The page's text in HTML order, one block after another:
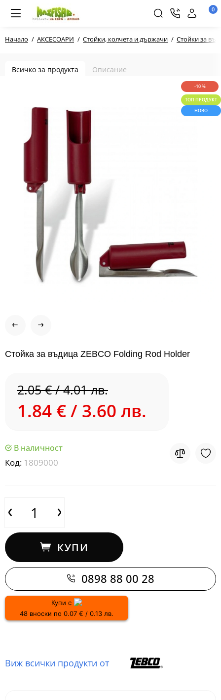
0
Начало АКСЕСОАРИ Стойки, колчета и държачи Стойки за
Всичко за продукта Описание
-10 %
ТОП ПРОДУКТ
НОВО
Стойка за въдица ZEBCO Folding Rod Holder
2.05 € / 4.01 лв.
1.84 € / 3.60 лв.
В наличност
Код: 1809000
КУПИ
0898 88 00 28
Купи с
48 вноски по 0.07 € / 0.13 лв.
Виж всички продукти от